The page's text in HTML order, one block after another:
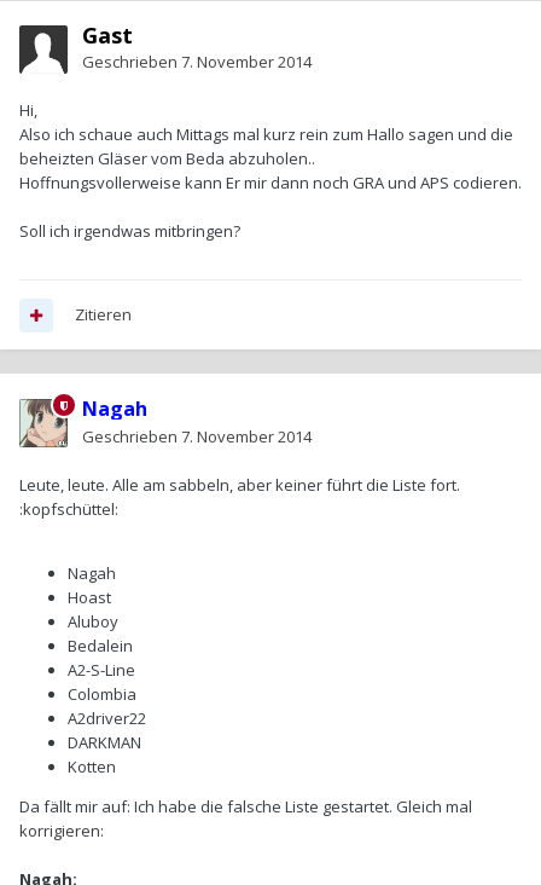
Gast
Geschrieben 7. November 2014
Hi,
Also ich schaue auch Mittags mal kurz rein zum Hallo sagen und die
beheizten Gläser vom Beda abzuholen..
Hoffnungsvollerweise kann Er mir dann noch GRA und APS codieren.
Soll ich irgendwas mitbringen?
Zitieren
Nagah
Geschrieben 7. November 2014
Leute, leute. Alle am sabbeln, aber keiner führt die Liste fort.
:kopfschüttel:
Nagah
Hoast
Aluboy
Bedalein
A2-S-Line
Colombia
A2driver22
DARKMAN
Kotten
Da fällt mir auf: Ich habe die falsche Liste gestartet. Gleich mal
korrigieren:
Nagah: